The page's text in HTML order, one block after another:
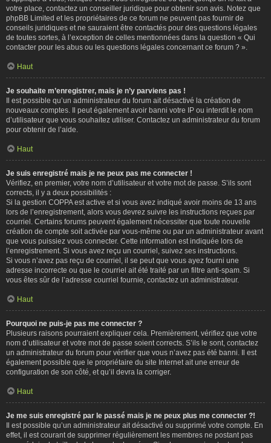
votre place, contactez un conseiller juridique pour obtenir son avis. Notez que
phpBB Limited et les propriétaires de ce forum ne peuvent pas fournir de
conseils juridiques et ne sauraient être contactés pour des questions légales
de toutes sortes, à l’exception de celles mentionnées dans la question « Qui
contacter pour les abus ou les questions légales concernant ce forum ? ».
Haut
Je souhaite m’enregistrer, mais je n’y parviens pas !
Il est possible qu’un administrateur du forum ait désactivé la création de
nouveaux comptes. Il peut également avoir banni votre IP ou interdit le nom
d’utilisateur que vous souhaitez utiliser. Contactez un administrateur du forum
pour obtenir de l’aide.
Haut
Je suis enregistré mais je ne peux pas me connecter !
Vérifiez, en premier, votre nom d’utilisateur et votre mot de passe. S’ils sont
corrects, il y a deux possibilités :
Si la gestion COPPA est active et si vous avez indiqué avoir moins de 13 ans
lors de l’enregistrement, alors vous devrez suivre les instructions reçues par
courriel. Certains forums peuvent également nécessiter que toute nouvelle
création de compte soit activée par vous-même ou par un administrateur avant
que vous puissiez vous connecter. Cette information est indiquée lors de
l’enregistrement. Si vous avez reçu un courriel, suivez ses instructions.
Si vous n’avez pas reçu de courriel, il se peut que vous ayez fourni une
adresse incorrecte ou que le courriel ait été traité par un filtre anti-spam. Si
vous êtes sûr de l’adresse courriel fournie, contactez un administrateur.
Haut
Pourquoi ne puis-je pas me connecter ?
Plusieurs raisons pourraient expliquer cela. Premièrement, vérifiez que votre
nom d’utilisateur et votre mot de passe soient corrects. S’ils le sont, contactez
un administrateur du forum pour vérifier que vous n’avez pas été banni. Il est
également possible que le propriétaire du site Internet ait une erreur de
configuration de son côté, et qu’il devra la corriger.
Haut
Je me suis enregistré par le passé mais je ne peux plus me connecter ?!
Il est possible qu’un administrateur ait désactivé ou supprimé votre compte. En
effet, il est courant de supprimer régulièrement les membres ne postant pas